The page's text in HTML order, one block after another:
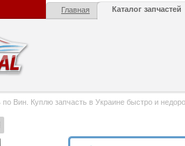
Главная Каталог запчастей
по Вин. Куплю запчасть в Украине быстро и